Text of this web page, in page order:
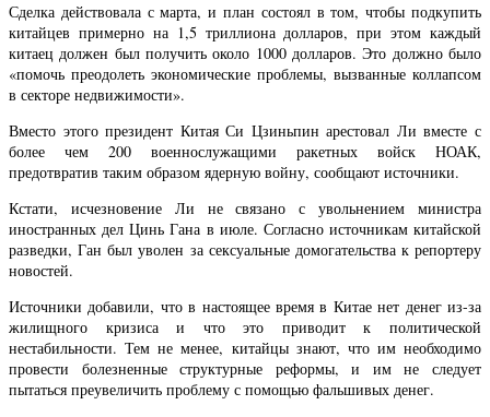
Сделка действовала с марта, и план состоял в том, чтобы подкупить
китайцев примерно на 1,5 триллиона долларов, при этом каждый
китаец должен был получить около 1000 долларов. Это должно было
«помочь преодолеть экономические проблемы, вызванные коллапсом
в секторе недвижимости».
Вместо этого президент Китая Си Цзиньпин арестовал Ли вместе с
более чем 200 военнослужащими ракетных войск НОАК,
предотвратив таким образом ядерную войну, сообщают источники.
Кстати, исчезновение Ли не связано с увольнением министра
иностранных дел Цинь Гана в июле. Согласно источникам китайской
разведки, Ган был уволен за сексуальные домогательства к репортеру
новостей.
Источники добавили, что в настоящее время в Китае нет денег из-за
жилищного кризиса и что это приводит к политической
нестабильности. Тем не менее, китайцы знают, что им необходимо
провести болезненные структурные реформы, и им не следует
пытаться преувеличить проблему с помощью фальшивых денег.